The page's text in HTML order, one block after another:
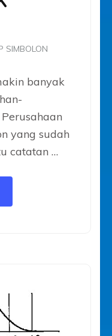
SIMBOLON
banyak
yang sudah
catatan …